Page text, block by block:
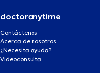
doctoranytime
Contáctenos
Acerca de nosotros
¿Necesita ayuda?
Videoconsulta